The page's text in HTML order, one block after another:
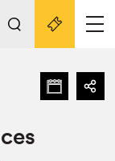
activités